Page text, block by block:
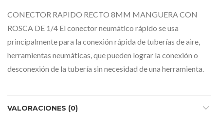
CONECTOR RAPIDO RECTO 8MM MANGUERA CON
ROSCA DE 1/4 El conector neumático rápido se usa
principalmente para la conexión rápida de tuberías de aire,
herramientas neumáticas, que pueden lograr la conexión o
desconexión de la tubería sin necesidad de una herramienta.
VALORACIONES (0)